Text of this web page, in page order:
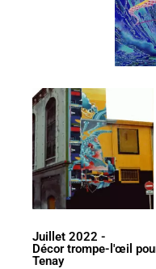
Juillet 2022 -
Décor trompe-l'œil
Tenay